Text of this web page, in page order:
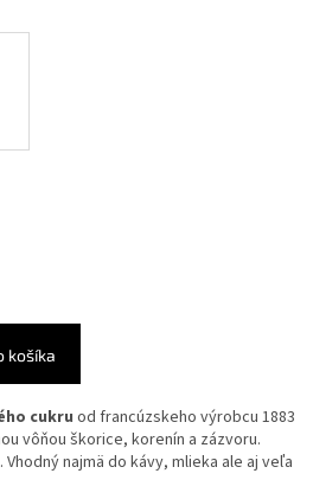
košíka
cukru od francúzskeho výrobcu 1883
vôňou škorice, korenín a zázvoru.
najmä do kávy, mlieka ale aj veľa